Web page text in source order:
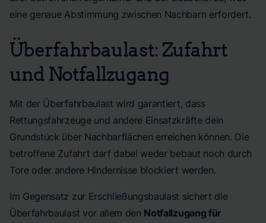
eine genaue Abstimmung zwischen Nachbarn erfordert.
Überfahrbaulast: Zufahrt
und Notfallzugang
Mit der Überfahrbaulast wird garantiert, dass
Rettungsfahrzeuge und andere Einsatzkräfte dein
Grundstück über Nachbarflächen erreichen können. Die
betroffene Zufahrt darf dabei weder bebaut noch durch
Tore oder andere Hindernisse blockiert werden.
Im Gegensatz zur Erschließungsbaulast sichert die
Überfahrbaulast vor allem den Notfallzugang für